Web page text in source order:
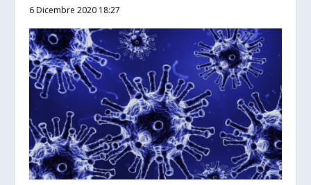
6 Dicembre 2020 18:27